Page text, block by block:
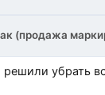
(продажа
убрать